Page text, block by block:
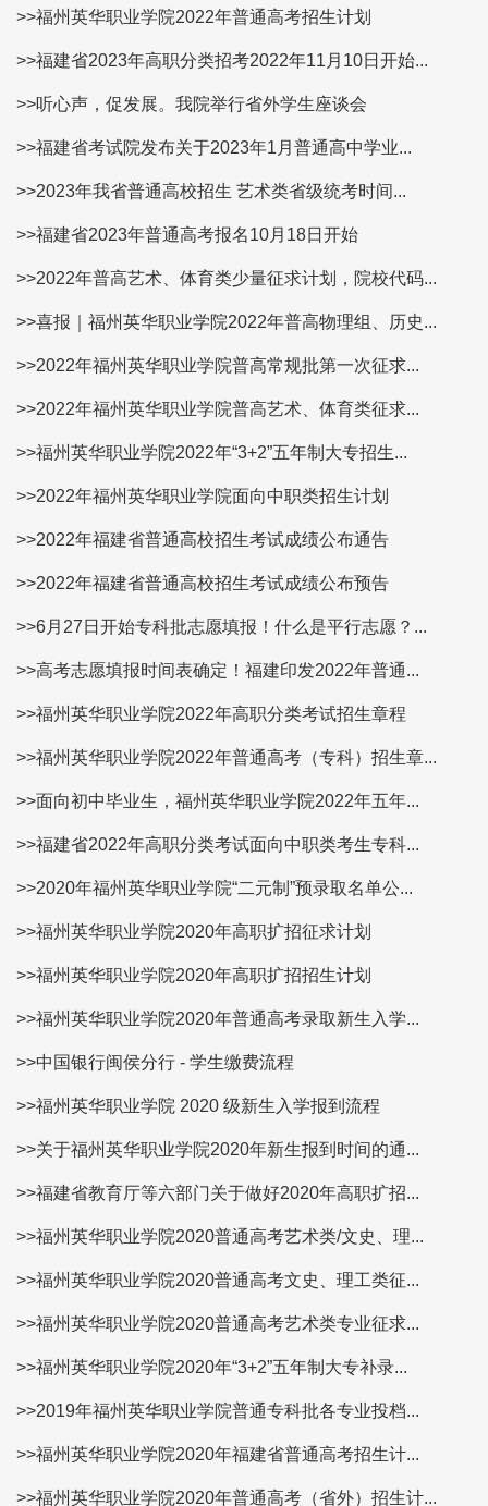
>>福州英华职业学院2022年普通高考招生计划
>>福建省2023年高职分类招考2022年11月10日开始...
>>听心声，促发展。我院举行省外学生座谈会
>>福建省考试院发布关于2023年1月普通高中学业...
>>2023年我省普通高校招生 艺术类省级统考时间...
>>福建省2023年普通高考报名10月18日开始
>>2022年普高艺术、体育类少量征求计划，院校代码...
>>喜报｜福州英华职业学院2022年普高物理组、历史...
>>2022年福州英华职业学院普高常规批第一次征求...
>>2022年福州英华职业学院普高艺术、体育类征求...
>>福州英华职业学院2022年“3+2”五年制大专招生...
>>2022年福州英华职业学院面向中职类招生计划
>>2022年福建省普通高校招生考试成绩公布通告
>>2022年福建省普通高校招生考试成绩公布预告
>>6月27日开始专科批志愿填报！什么是平行志愿？...
>>高考志愿填报时间表确定！福建印发2022年普通...
>>福州英华职业学院2022年高职分类考试招生章程
>>福州英华职业学院2022年普通高考（专科）招生章...
>>面向初中毕业生，福州英华职业学院2022年五年...
>>福建省2022年高职分类考试面向中职类考生专科...
>>2020年福州英华职业学院“二元制”预录取名单公...
>>福州英华职业学院2020年高职扩招征求计划
>>福州英华职业学院2020年高职扩招招生计划
>>福州英华职业学院2020年普通高考录取新生入学...
>>中国银行闽侯分行 - 学生缴费流程
>>福州英华职业学院 2020 级新生入学报到流程
>>关于福州英华职业学院2020年新生报到时间的通...
>>福建省教育厅等六部门关于做好2020年高职扩招...
>>福州英华职业学院2020普通高考艺术类/文史、理...
>>福州英华职业学院2020普通高考文史、理工类征...
>>福州英华职业学院2020普通高考艺术类专业征求...
>>福州英华职业学院2020年“3+2”五年制大专补录...
>>2019年福州英华职业学院普通专科批各专业投档...
>>福州英华职业学院2020年福建省普通高考招生计...
>>福州英华职业学院2020年普通高考（省外）招生计...